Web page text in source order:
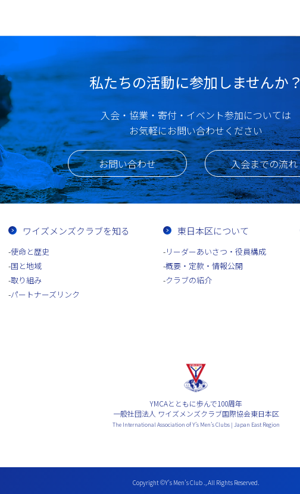
私たちの活動に参加しませんか？
入会・協業・寄付・イベント参加については
お気軽にお問い合わせください
お問い合わせ 入会までの流れ
ワイズメンズクラブを知る
使命と歴史
国と地域
取り組み
パートナーズリンク
東日本区について
リーダーあいさつ・役員構成
概要・定款・情報公開
クラブの紹介
YMCAとともに歩んで100周年
一般社団法人 ワイズメンズクラブ国際協会東日本区
The International Association of Y’s Men’s Clubs | Japan East Region
Copyright ©Y’s Men’s Club ., All Rights Reserved.